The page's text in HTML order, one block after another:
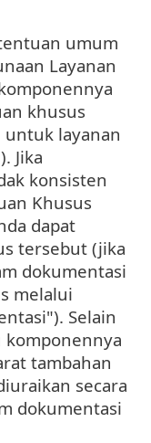
umum
Layanan
khusus
layanan
Jika
konsisten
Khusus
dapat
tersebut (jika
dokumentasi
melalui
Selain
komponennya
tambahan
secara
dokumentasi